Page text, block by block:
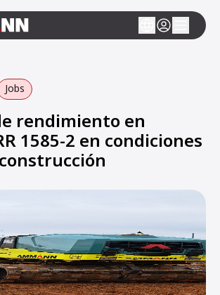
Jobs
rendimiento en
1585-2 en condiciones